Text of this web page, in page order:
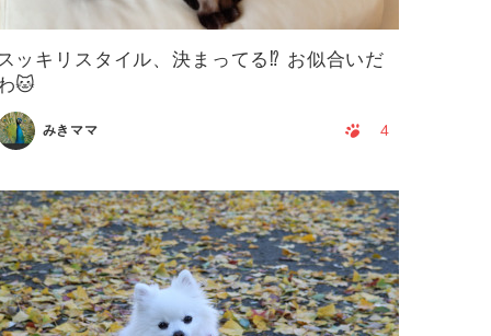
ッキリスタイル、決まってる⁉️ お似合いだ
🐱
みきママ 4